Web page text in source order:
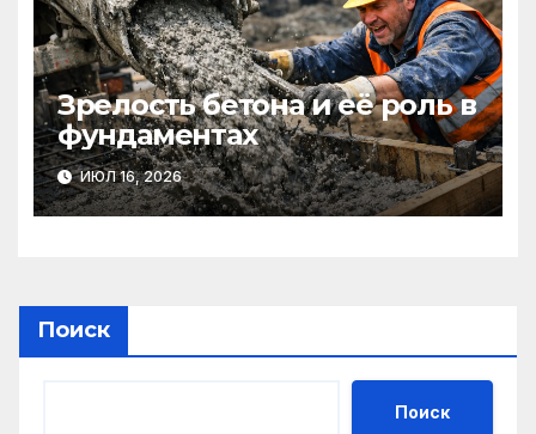
Зрелость бетона и её роль в
фундаментах
ИЮЛ 16, 2026
Поиск
Поиск